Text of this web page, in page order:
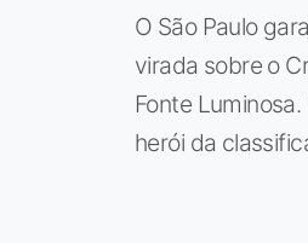
O São Paulo
virada sobre o
Fonte
herói da